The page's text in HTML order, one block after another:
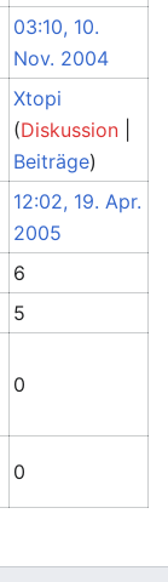
03:10, 10.
Nov. 2004
Xtopi
(Diskussion
Beiträge)
12:02, 19. Apr.
2005
6
5
0
0